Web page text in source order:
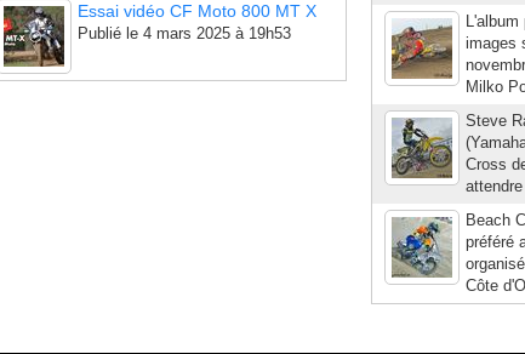
Essai vidéo CF Moto 800 MT X
Publié le 4 mars 2025 à 19h53
images
Milko
Steve
Cross
Beach
préféré
Côte